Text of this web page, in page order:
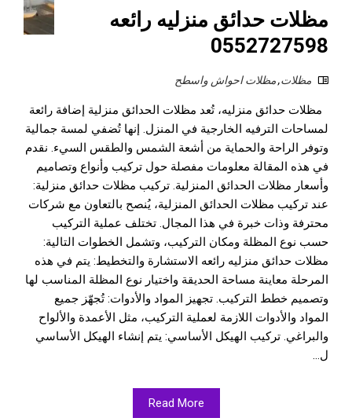
مظلات حدائق منزليه رائعه
0552727598
مظلات,مظلات احواش واسطح
مظلات حدائق منزليه، تُعد مظلات الحدائق منزلية إضافة رائعة
لمساحات الترفيه الخارجية في المنزل. إنها تُضفي لمسة جمالية
وتوفر الراحة والحماية من أشعة الشمس والطقس السيء. نقدم
في هذه المقالة معلومات مفصلة حول تركيب وأنواع وتصاميم
وأسعار مظلات الحدائق المنزلية. تركيب مظلات حدائق منزلية:
عند تركيب مظلات الحدائق المنزلية، يُنصح بالتعاون مع شركات
محترفة وذات خبرة في هذا المجال. تختلف عملية التركيب
حسب نوع المظلة ومكان التركيب، وتشمل الخطوات التالية:
مظلات حدائق منزليه رائعه الاستشارة والتخطيط: يتم في هذه
المرحلة معاينة مساحة الحديقة واختيار نوع المظلة المناسب لها
وتصميم خطط التركيب. تجهيز المواد والأدوات: تُجهّز جميع
المواد والأدوات اللازمة لعملية التركيب، مثل الأعمدة والألواح
والبراغي. تركيب الهيكل الأساسي: يتم إنشاء الهيكل الأساسي
ل...
Read More